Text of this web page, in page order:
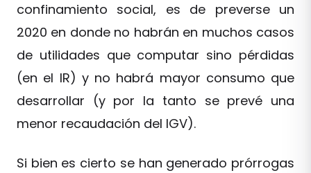
confinamiento social, es de preverse un
2020 en donde no habrán en muchos casos
de utilidades que computar sino pérdidas
(en el IR) y no habrá mayor consumo que
desarrollar (y por la tanto se prevé una
menor recaudación del IGV).
Si bien es cierto se han generado prórrogas